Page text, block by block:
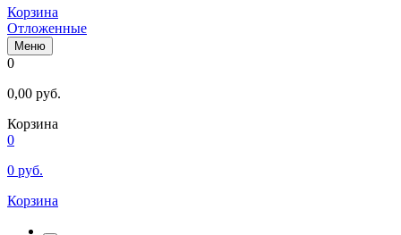
Корзина
Отложенные
Меню
0
0,00 руб.
Корзина
0
0 руб.
Корзина